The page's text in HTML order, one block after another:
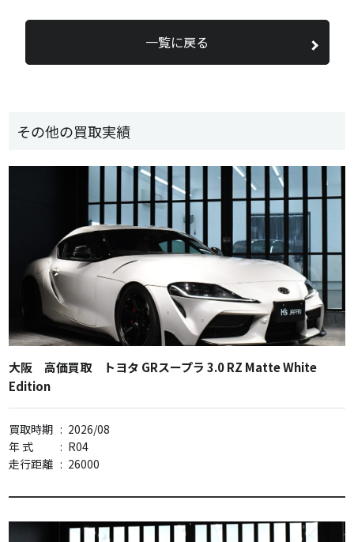
その他の買取実績
大阪 高価買取 トヨタ GRスープラ 3.0 RZ Matte White
Edition
買取時期 : 2026/08
年 式
: R04
走行距離 : 26000
一覧に戻る